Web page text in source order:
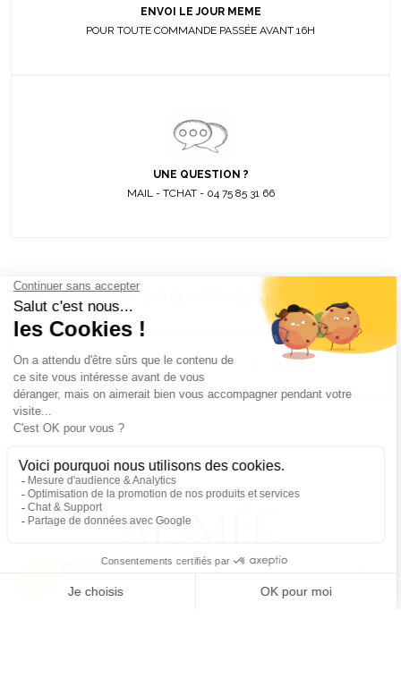
ENVOI LE JOUR MEME
POUR TOUTE COMMANDE PASSÉE AVANT 16H
UNE QUESTION ?
MAIL - TCHAT - 04 75 85 31 66
Découvrez toutes nos actualités
EMAIL